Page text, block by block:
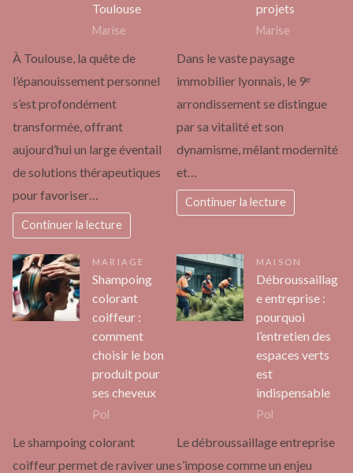
Toulouse
Marise
À Toulouse, la quête de
l’épanouissement personnel
s’est profondément
transformée, offrant
aujourd’hui un large éventail
de solutions thérapeutiques
pour favoriser…
Continuer la lecture
projets
Marise
Dans le vaste paysage
immobilier lyonnais, le 9ᵉ
arrondissement se distingue
par sa vitalité et son
dynamisme, mêlant modernité
et…
Continuer la lecture
MARIAGE
Shampoing
colorant
coiffeur :
comment
choisir le bon
produit pour
ses cheveux
Pol
Le shampoing colorant
coiffeur permet de raviver une
MAISON
Débroussaillag
e entreprise :
pourquoi
l’entretien des
espaces verts
est
indispensable
Pol
Le débroussaillage entreprise
s’impose comme un enjeu